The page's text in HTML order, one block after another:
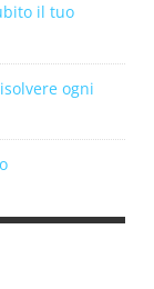
il tuo
ogni